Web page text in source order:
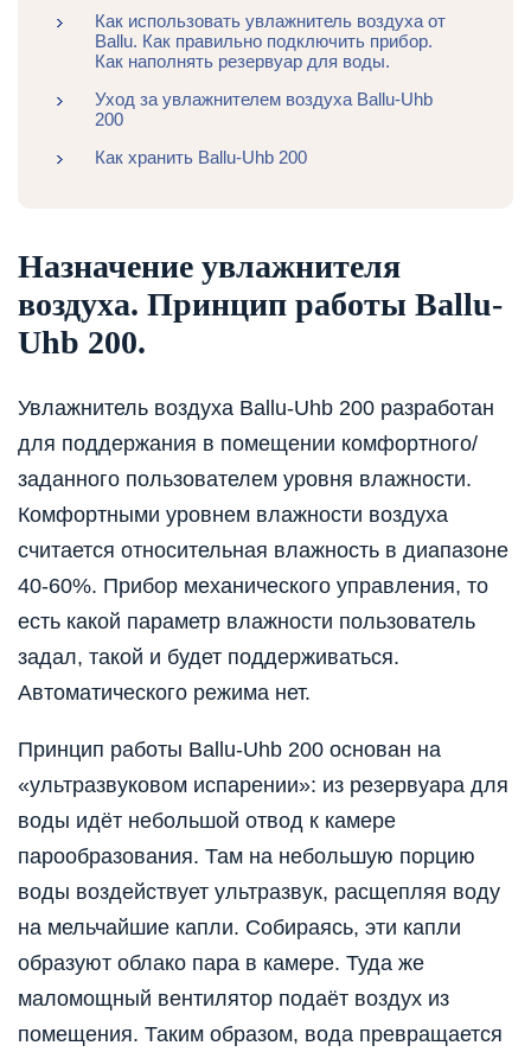
Как использовать увлажнитель воздуха от
Ballu. Как правильно подключить прибор.
Как наполнять резервуар для воды.
Уход за увлажнителем воздуха Ballu-Uhb
200
Как хранить Ballu-Uhb 200
Назначение увлажнителя
воздуха. Принцип работы Ballu-
Uhb 200.
Увлажнитель воздуха Ballu-Uhb 200 разработан
для поддержания в помещении комфортного/
заданного пользователем уровня влажности.
Комфортными уровнем влажности воздуха
считается относительная влажность в диапазоне
40-60%. Прибор механического управления, то
есть какой параметр влажности пользователь
задал, такой и будет поддерживаться.
Автоматического режима нет.
Принцип работы Ballu-Uhb 200 основан на
«ультразвуковом испарении»: из резервуара для
воды идёт небольшой отвод к камере
парообразования. Там на небольшую порцию
воды воздействует ультразвук, расщепляя воду
на мельчайшие капли. Собираясь, эти капли
образуют облако пара в камере. Туда же
маломощный вентилятор подаёт воздух из
помещения. Таким образом, вода превращается